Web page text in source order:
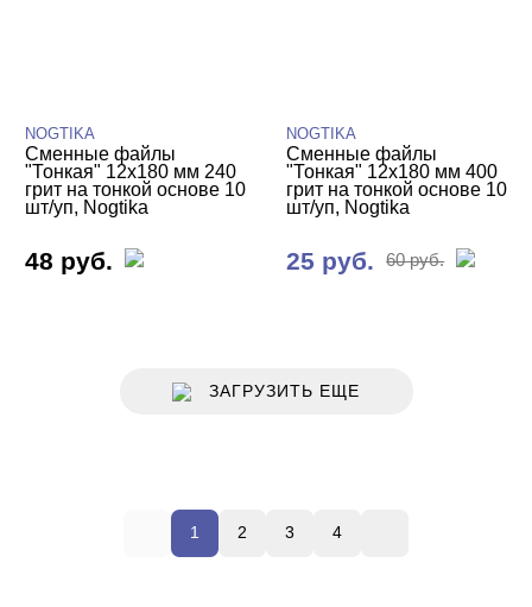
NOGTIKA
Сменные файлы
"Тонкая" 12х180 мм 240
грит на тонкой основе 10
шт/уп, Nogtika
48 руб.
NOGTIKA
Сменные файлы
"Тонкая" 12х180 мм 400
грит на тонкой основе 10
шт/уп, Nogtika
25 руб. 60 руб.
ЗАГРУЗИТЬ ЕЩЕ
1 2 3 4